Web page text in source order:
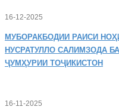
16-12-2025
МУБОРАКБОДИИ РАИСИ
НУСРАТУЛЛО САЛИМЗОДА
ҶУМҲУРИИ ТОҶИКИСТОН
16-11-2025